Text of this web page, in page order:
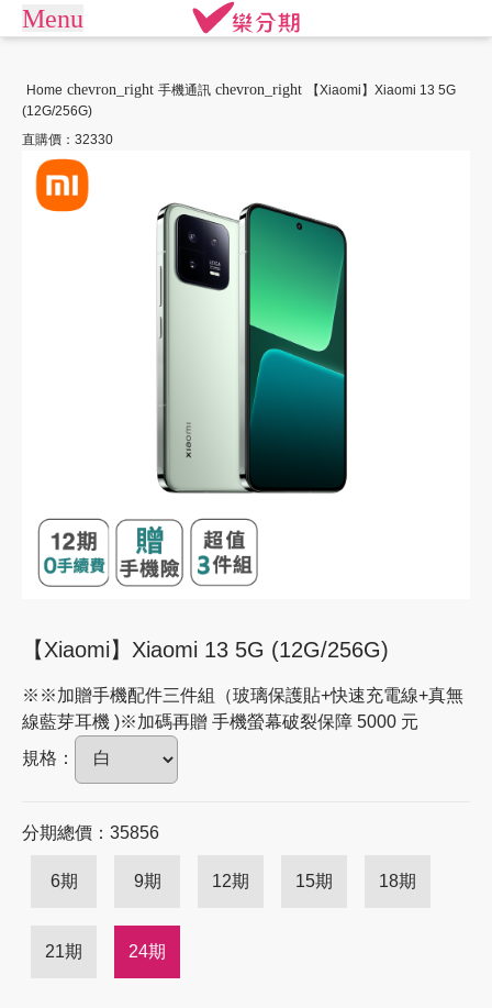
Menu
APPLE專區
平板電腦
商用桌機/筆電
生活家電
珠寶飾品
活動專區
商店街
訂單查詢/繳款
Home chevron_right 手機通訊 chevron_right
【Xiaomi】Xiaomi 13 5G
(12G/256G)
直購價：32330
【Xiaomi】Xiaomi 13 5G (12G/256G)
※※加贈手機配件三件組（玻璃保護貼+快速充電線+真無
線藍芽耳機 )※加碼再贈 手機螢幕破裂保障 5000 元
規格：
分期總價：35856
6期 9期 12期 15期 18期
21期 24期